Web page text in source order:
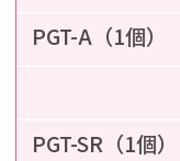
PGT-A（1個）
PGT-SR（1個）